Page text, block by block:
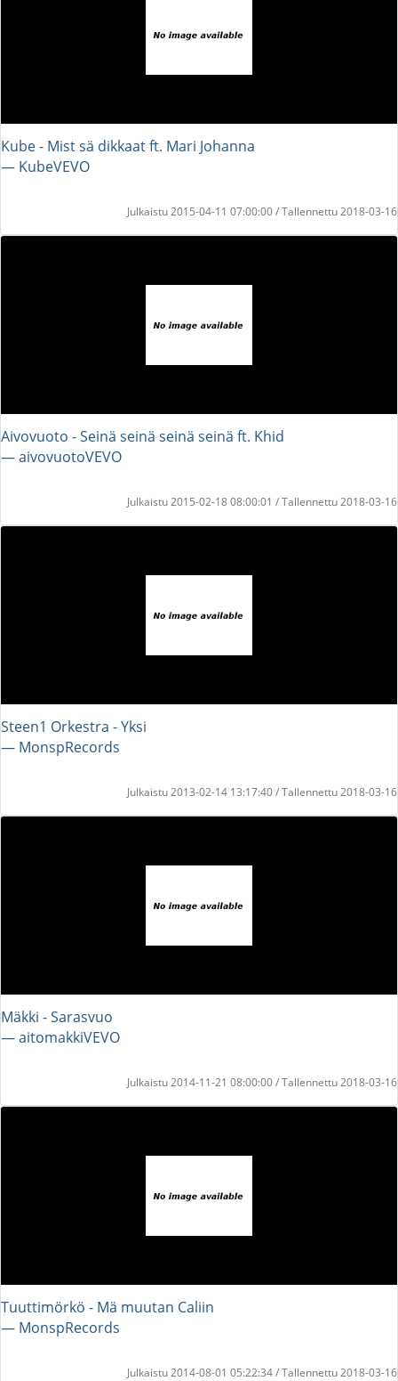
Kube - Mist sä dikkaat ft. Mari Johanna
― KubeVEVO
Julkaistu 2015-04-11 07:00:00 / Tallennettu 2018-03-16
Aivovuoto - Seinä seinä seinä seinä ft. Khid
― aivovuotoVEVO
Julkaistu 2015-02-18 08:00:01 / Tallennettu 2018-03-16
Steen1 Orkestra - Yksi
― MonspRecords
Julkaistu 2013-02-14 13:17:40 / Tallennettu 2018-03-16
Mäkki - Sarasvuo
― aitomakkiVEVO
Julkaistu 2014-11-21 08:00:00 / Tallennettu 2018-03-16
Tuuttimörkö - Mä muutan Caliin
― MonspRecords
Julkaistu 2014-08-01 05:22:34 / Tallennettu 2018-03-16